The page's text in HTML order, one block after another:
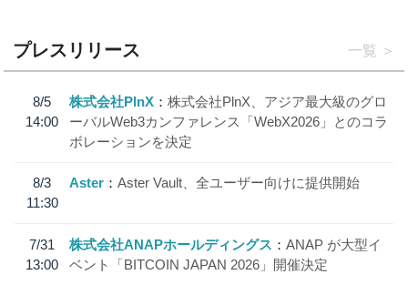
プレスリリース 一覧
8/5
14:00
株式会社PlnX
株式会社PlnX、アジア最大級のグロ
ーバルWeb3カンファレンス「WebX2026」とのコラ
ボレーションを決定
8/3
11:30
Aster Aster Vault、全ユーザー向けに提供開始
7/31
13:00
株式会社ANAPホールディングス
ANAP が大型イ
ベント「BITCOIN JAPAN 2026」開催決定